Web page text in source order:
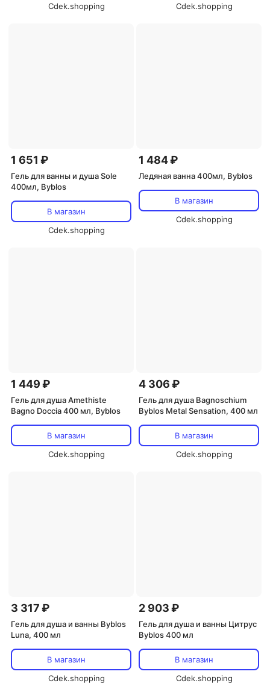
Cdek.shopping
Cdek.shopping
1 651 ₽
Гель для ванны и душа Sole
400мл, Byblos
В магазин
Cdek.shopping
1 484 ₽
Ледяная ванна 400мл, Byblos
В магазин
Cdek.shopping
1 449 ₽
Гель для душа Amethiste
Bagno Doccia 400 мл, Byblos
В магазин
Cdek.shopping
4 306 ₽
Гель для душа Bagnoschium
Byblos Metal Sensation, 400 мл
В магазин
Cdek.shopping
3 317 ₽
Гель для душа и ванны Byblos
Luna, 400 мл
В магазин
Cdek.shopping
2 903 ₽
Гель для душа и ванны Цитрус
Byblos 400 мл
В магазин
Cdek.shopping